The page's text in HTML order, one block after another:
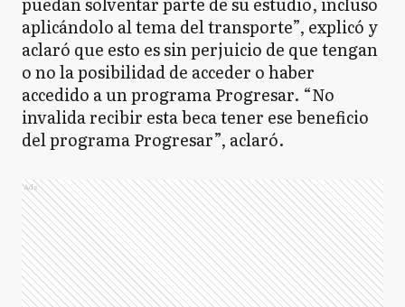
aplicándolo al tema del transporte”, explicó y
aclaró que esto es sin perjuicio de que tengan
o no la posibilidad de acceder o haber
accedido a un programa Progresar. “No
invalida recibir esta beca tener ese beneficio
del programa Progresar”, aclaró.
Ads